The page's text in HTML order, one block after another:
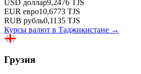
USD доллар9,2476 TJS
EUR евро10,6773 TJS
RUB рубль0,1135 TJS
Курсы валют в Таджикистане →
Грузия